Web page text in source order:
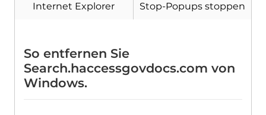
Internet Explorer Stop-Popups stoppen
So entfernen Sie
Search.haccessgovdocs.com von
Windows.